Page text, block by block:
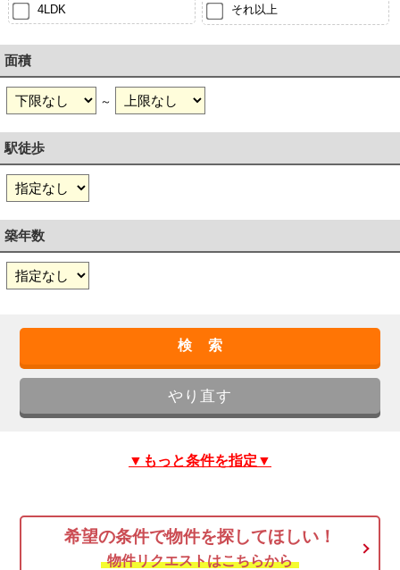
4LDK それ以上
面積
～
駅徒歩
築年数
▼もっと条件を指定▼
希望の条件で物件を探してほしい！
物件リクエストはこちらから